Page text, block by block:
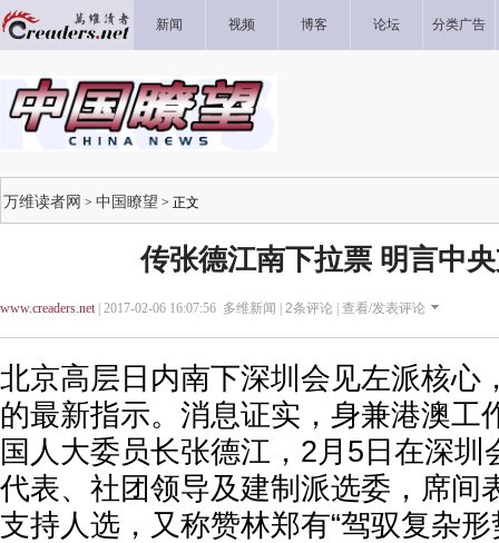
新闻 视频 博客 论坛 分类广告
万维读者网 > 中国瞭望 > 正文
传张德江南下拉票 明言中
www.creaders.net| 2017-02-06 16:07:56 多维新闻 | 2条评论 | 查看/发表评论
北京高层日内南下深圳会见左派核心
的最新指示。消息证实，身兼港澳工
国人大委员长张德江，2月5日在深圳
代表、社团领导及建制派选委，席间
支持人选，又称赞林郑有“驾驭复杂